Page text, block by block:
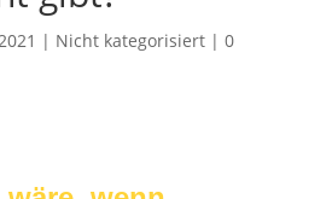
| Nicht kategorisiert| 0